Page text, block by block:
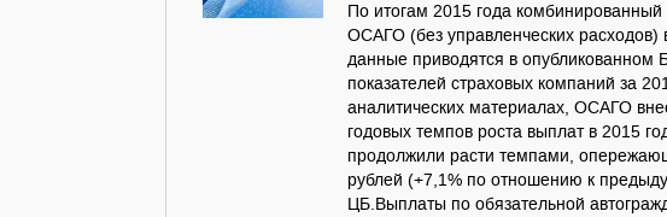
По итогам 2015 года
ОСАГО (без управленческих
данные приводятся в опубликованном
показателей страховых компаний за
аналитических материалах, ОСАГО
годовых темпов роста выплат в 2015
продолжили расти темпами,
рублей (+7,1% по отношению к
ЦБ.Выплаты по обязательной